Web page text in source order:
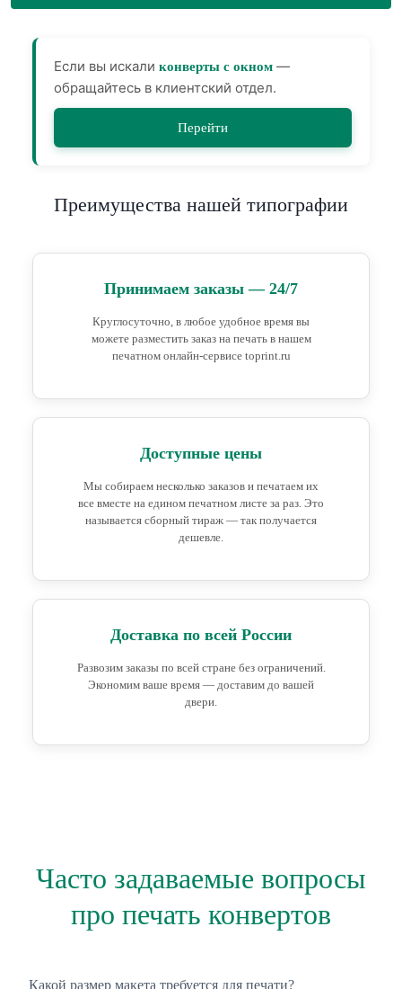
Если вы искали конверты с окном —
обращайтесь в клиентский отдел.
Перейти
Преимущества нашей типографии
Принимаем заказы — 24/7
Круглосуточно, в любое удобное время вы
можете разместить заказ на печать в нашем
печатном онлайн-сервисе toprint.ru
Доступные цены
Мы собираем несколько заказов и печатаем их
все вместе на едином печатном листе за раз. Это
называется сборный тираж — так получается
дешевле.
Доставка по всей России
Развозим заказы по всей стране без ограничений.
Экономим ваше время — доставим до вашей
двери.
Часто задаваемые вопросы
про печать конвертов
Какой размер макета требуется для печати?